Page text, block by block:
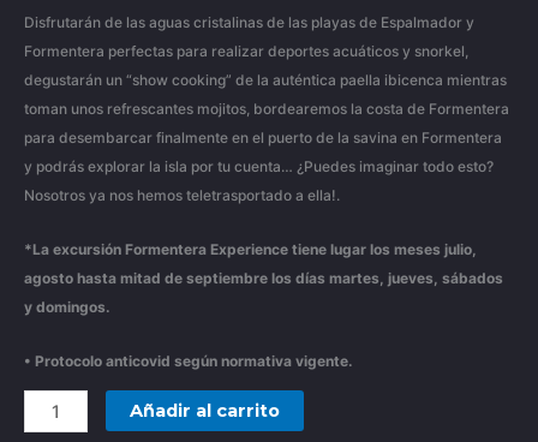
Disfrutarán de las aguas cristalinas de las playas de Espalmador y
Formentera perfectas para realizar deportes acuáticos y snorkel,
degustarán un “show cooking” de la auténtica paella ibicenca mientras
toman unos refrescantes mojitos, bordearemos la costa de Formentera
para desembarcar finalmente en el puerto de la savina en Formentera
y podrás explorar la isla por tu cuenta… ¿Puedes imaginar todo esto?
Nosotros ya nos hemos teletrasportado a ella!.
*La excursión Formentera Experience tiene lugar los meses julio,
agosto hasta mitad de septiembre los días martes, jueves, sábados
y domingos.
• Protocolo anticovid según normativa vigente.
Añadir al carrito